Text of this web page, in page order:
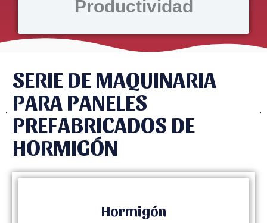
Productividad
SERIE DE MAQUINARIA
PARA PANELES
PREFABRICADOS DE
HORMIGÓN
Hormigón